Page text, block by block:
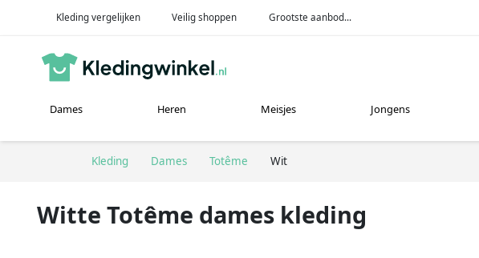
Kleding vergelijken Veilig shoppen Grootste aanbod...
Dames Heren Meisjes Jongens
Kleding Dames Totême Wit
Witte Totême dames kleding